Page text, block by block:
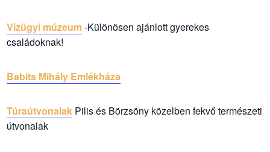
Vízügyi múzeum-Különösen ajánlott gyerekes
családoknak!
Babits Mihály Emlékháza
Túraútvonalak Pilis és Börzsöny közelben fekvő természeti
útvonalak